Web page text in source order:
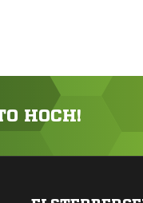
HOCH!